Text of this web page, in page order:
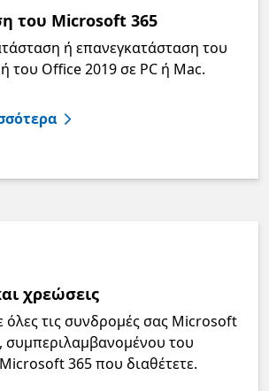
του Microsoft 365
ή επανεγκατάσταση του
του Office 2019 σε PC ή Mac.
χρεώσεις
όλες τις συνδρομές σας Microsoft
συμπεριλαμβανομένου του
365 που διαθέτετε.